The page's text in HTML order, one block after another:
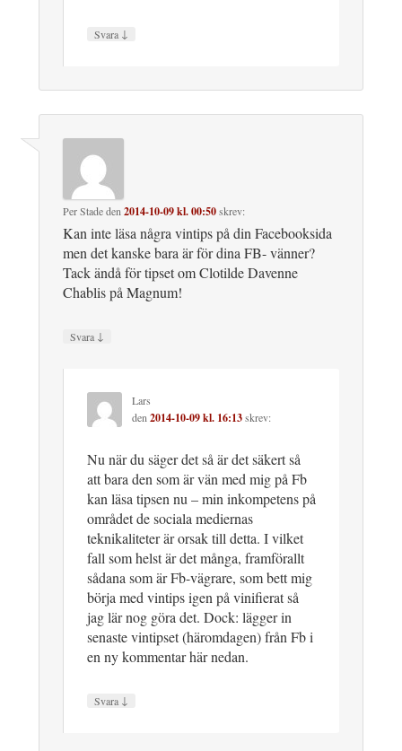
Svara ↓
Per Stadeden 2014-10-09 kl. 00:50skrev:
Kan inte läsa några vintips på din Facebooksida
men det kanske bara är för dina FB- vänner?
Tack ändå för tipset om Clotilde Davenne
Chablis på Magnum!
Svara ↓
Lars
den 2014-10-09 kl. 16:13skrev:
Nu när du säger det så är det säkert så
att bara den som är vän med mig på Fb
kan läsa tipsen nu – min inkompetens på
området de sociala mediernas
teknikaliteter är orsak till detta. I vilket
fall som helst är det många, framförallt
sådana som är Fb-vägrare, som bett mig
börja med vintips igen på vinifierat så
jag lär nog göra det. Dock: lägger in
senaste vintipset (häromdagen) från Fb i
en ny kommentar här nedan.
Svara ↓